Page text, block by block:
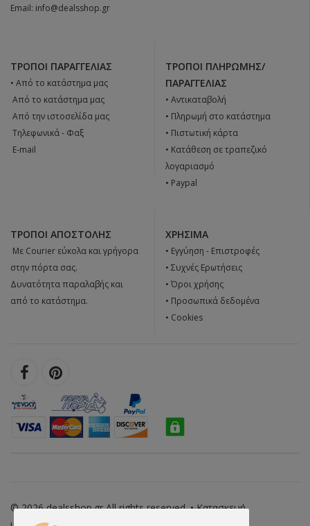
Email: info@dealsshop.gr
ΤΡΌΠΟΙ ΠΑΡΑΓΓΕΛΊΑΣ
• Από το κατάστημα μας
 Από το κατάστημα μας
 Από την ιστοσελίδα μας
 Tηλεφωνικά - Φαξ
 E-mail
ΤΡΌΠΟΙ ΠΛΗΡΩΜΉΣ/
ΠΑΡΑΓΓΕΛΊΑΣ
• Αντικαταβολή
• Πληρωμή στο κατάστημα
• Πιστωτική κάρτα
• Κατάθεση σε τραπεζικό
λογαριασμό
• Paypal
ΤΡΌΠΟΙ ΑΠΟΣΤΟΛΉΣ
 Με Courier εύκολα και γρήγορα
στην πόρτα σας.
Δυνατότητα παραλαβής και
από το κατάστημα.
ΧΡΉΣΙΜΑ
• Εγγύηση - Επιστροφές
• Συχνές Ερωτήσεις
• Όροι χρήσης
• Προσωπικά δεδομένα
• Cookies
© 2026 dealsshop.gr All rights reserved. • Κατασκευή